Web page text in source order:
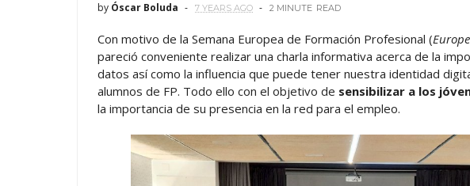
by Óscar Boluda 7 YEARS AGO 2 MINUTE READ
Con motivo de la Semana Europea de Formación Profesional (
pareció conveniente realizar una charla informativa acerca de la
datos así como la influencia que puede tener nuestra identidad
alumnos de FP. Todo ello con el objetivo de sensibilizar a los
la importancia de su presencia en la red para el empleo.